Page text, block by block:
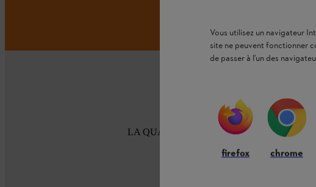
LA QUALITÉ STIHL DEPUIS 100 ANS
Vous utilisez un navigateur
site ne peuvent fonctionner
de passer à l'un des
firefox chrome